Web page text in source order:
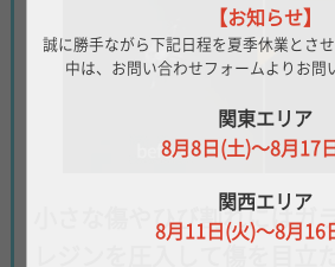
小さな傷やひび割れにはガ
【お知らせ】
誠に勝手ながら下記日程を夏季休業とさせ
中は、お問い合わせフォームよりお問
関東エリア
8月8日(土)～8月17
関西エリア
8月11日(火)～8月16